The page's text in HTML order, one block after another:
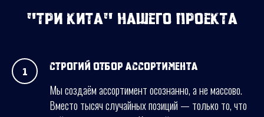
"Три кита" нашего проекта
Строгий отбор ассортимента
Мы создаём ассортимент осознанно, а не массово.
Вместо тысяч случайных позиций — только то, что